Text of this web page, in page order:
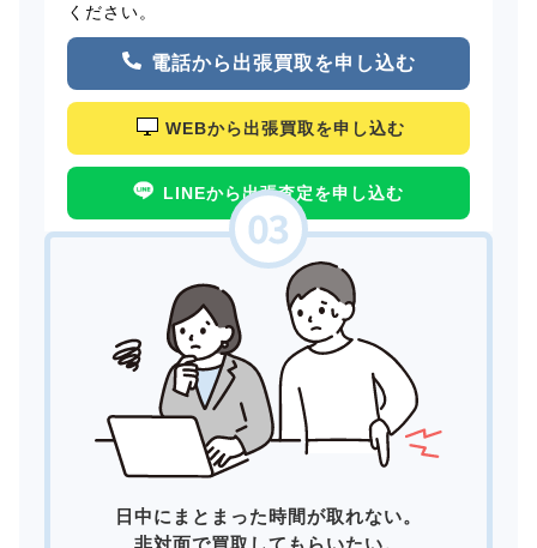
ください。
電話から出張買取を申し込む
WEBから出張買取を申し込む
LINEから出張査定を申し込む
日中にまとまった時間が取れない。